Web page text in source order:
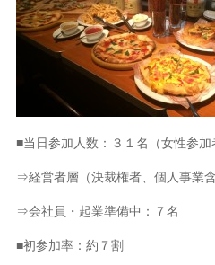
■当日参加人数：３１名（女性参加
⇒経営者層（決裁権者、個人事業
⇒会社員・起業準備中：７名
■初参加率：約７割